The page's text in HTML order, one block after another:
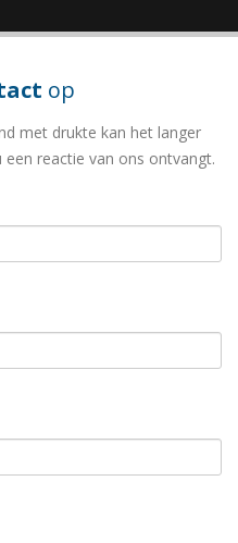
op
met drukte kan het langer
reactie van ons ontvangt.